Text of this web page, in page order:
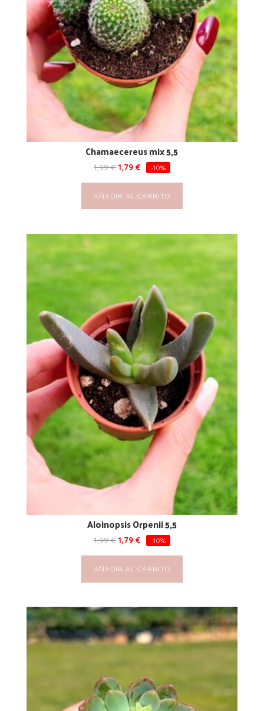
Chamaecereus mix 5,5
1,99€ 1,79 € -10%
AÑADIR AL CARRITO
Aloinopsis Orpenii 5,5
1,99€ 1,79 € -10%
AÑADIR AL CARRITO